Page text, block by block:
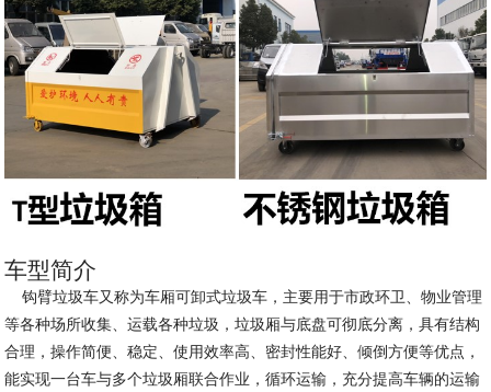
车型简介
钩臂垃圾车又称为车厢可卸式垃圾车，主要用于市政环卫、物业管理
等各种场所收集、运载各种垃圾，垃圾厢与底盘可彻底分离，具有结构
合理，操作简便、稳定、使用效率高、密封性能好、倾倒方便等优点，
能实现一台车与多个垃圾厢联合作业，循环运输，充分提高车辆的运输